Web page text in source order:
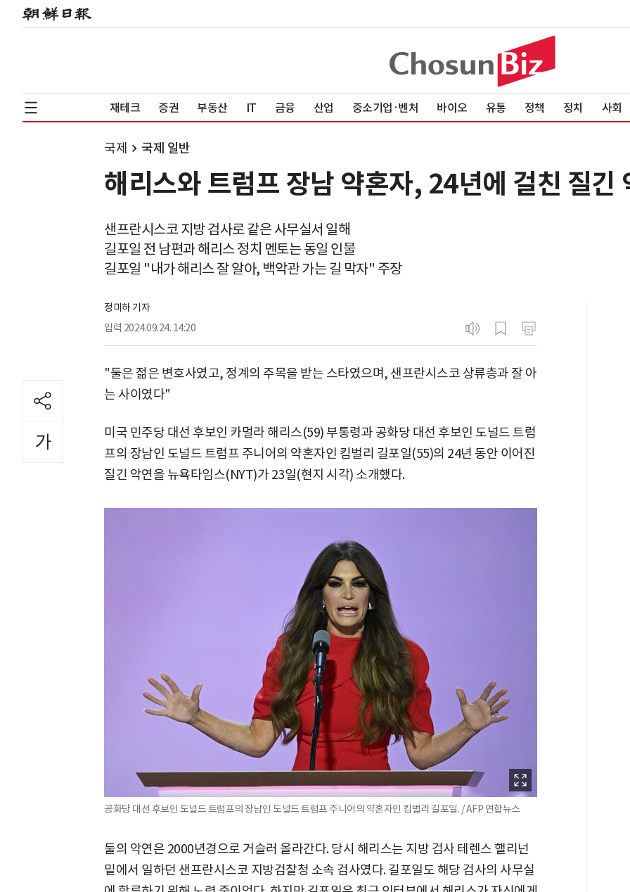
재테크 증권 부동산 IT 금융 산업 중소기업·벤처 바이오 유통 정책 정치 사회
국제 국제 일반
해리스와 트럼프 장남 약혼자, 24년에 걸친 질긴
샌프란시스코 지방 검사로 같은 사무실서 일해
길포일 전 남편과 해리스 정치 멘토는 동일 인물
길포일 "내가 해리스 잘 알아, 백악관 가는 길 막자" 주장
정미하 기자
입력 2024.09.24. 14:20
"둘은 젊은 변호사였고, 정계의 주목을 받는 스타였으며, 샌프란시스코 상류층과 잘 아
는 사이였다"
미국 민주당 대선 후보인 카멀라 해리스(59) 부통령과 공화당 대선 후보인 도널드 트럼
프의 장남인 도널드 트럼프 주니어의 약혼자인 킴벌리 길포일(55)의 24년 동안 이어진
질긴 악연을 뉴욕타임스(NYT)가 23일(현지 시각) 소개했다.
공화당 대선 후보인 도널드 트럼프의 장남인 도널드 트럼프 주니어의 약혼자인 킴벌리 길포일. / AFP 연합뉴스
둘의 악연은 2000년경으로 거슬러 올라간다. 당시 해리스는 지방 검사 테렌스 핼리넌
밑에서 일하던 샌프란시스코 지방검찰청 소속 검사였다. 길포일도 해당 검사의 사무실